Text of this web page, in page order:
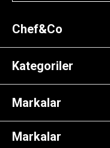
Chef&Co
Kategoriler
Markalar
Markalar